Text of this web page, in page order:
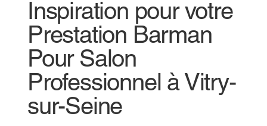
Inspiration pour votre
Prestation Barman
Pour Salon
Professionnel à Vitry-
sur-Seine